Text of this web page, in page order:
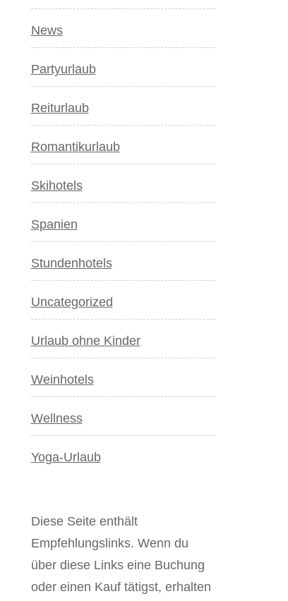
News
Partyurlaub
Reiturlaub
Romantikurlaub
Skihotels
Spanien
Stundenhotels
Uncategorized
Urlaub ohne Kinder
Weinhotels
Wellness
Yoga-Urlaub
Diese Seite enthält
Empfehlungslinks. Wenn du
über diese Links eine Buchung
oder einen Kauf tätigst, erhalten